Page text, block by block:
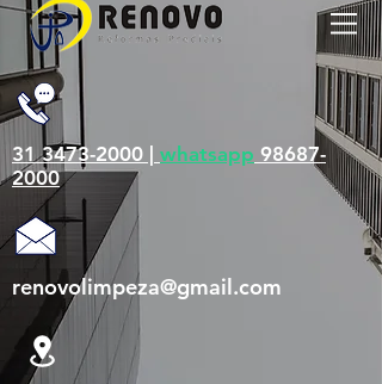
31 3473-2000 | whatsapp 98687-
2000
renovolimpeza@gmail.com